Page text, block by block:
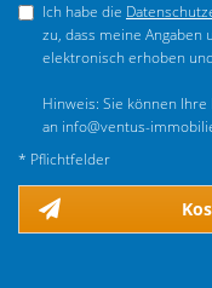
Ich habe die
zu, dass meine Angaben
elektronisch erhoben
Hinweis: Sie können
an info@ventus-
* Pflichtfelder